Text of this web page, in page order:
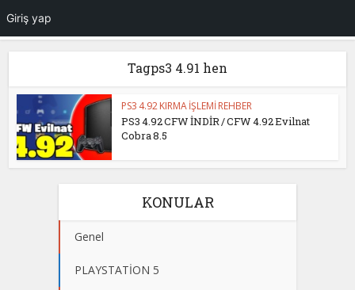
Tagps3 4.91 hen
PS3 4.92 KIRMA İŞLEMİ REHBER
PS3 4.92 CFW İNDİR / CFW 4.92 Evilnat
Cobra 8.5
KONULAR
Genel
PLAYSTATİON 5
Giriş yap